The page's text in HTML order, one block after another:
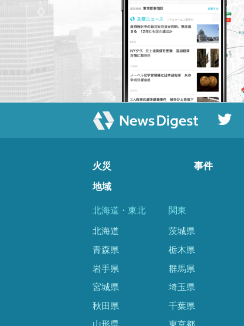
火災 事件
地域
北海道・東北
北海道
青森県
岩手県
宮城県
秋田県
関東
茨城県
栃木県
群馬県
埼玉県
千葉県